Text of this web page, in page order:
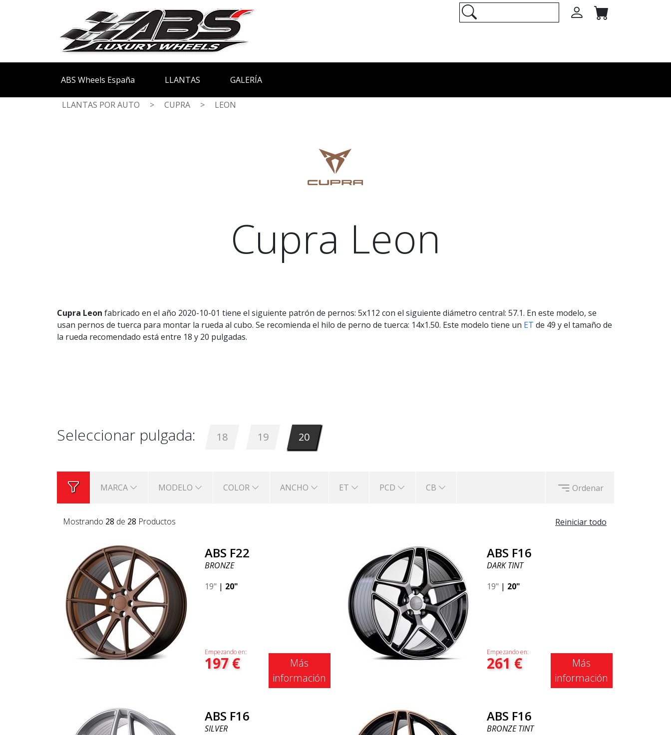
ABS Wheels España LLANTAS GALERÍA
LLANTAS POR AUTO > CUPRA > LEON
Cupra Leon
Cupra Leon fabricado en el año 2020-10-01 tiene el siguiente patrón de pernos: 5x112 con el siguiente diámetro central: 57.1. En este modelo, se
usan pernos de tuerca para montar la rueda al cubo. Se recomienda el hilo de perno de tuerca: 14x1.50. Este modelo tiene un ET de 49 y el tamaño de
la rueda recomendado está entre 18 y 20 pulgadas.
Seleccionar pulgada: 18 19 20
MARCA MODELO COLOR ANCHO ET PCD CB Ordenar
Reiniciar todo
Mostrando 28 de 28 Productos
ABS F22
BRONZE
19" | 20"
Empezando en:
197€
Más
información
ABS F16
DARK TINT
19" | 20"
Empezando en:
261 €
Más
información
ABS F16
SILVER
ABS F16
BRONZE TINT